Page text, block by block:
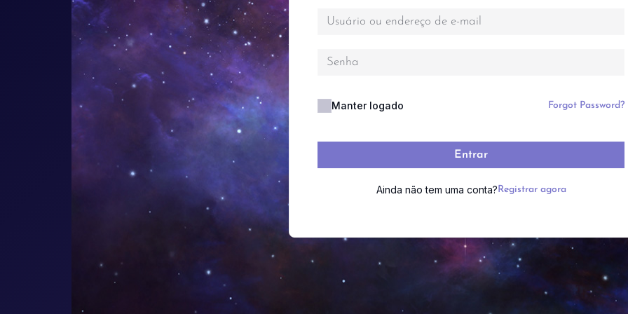
Manter logado Forgot Password?
Entrar
Ainda não tem uma conta? Registrar agora